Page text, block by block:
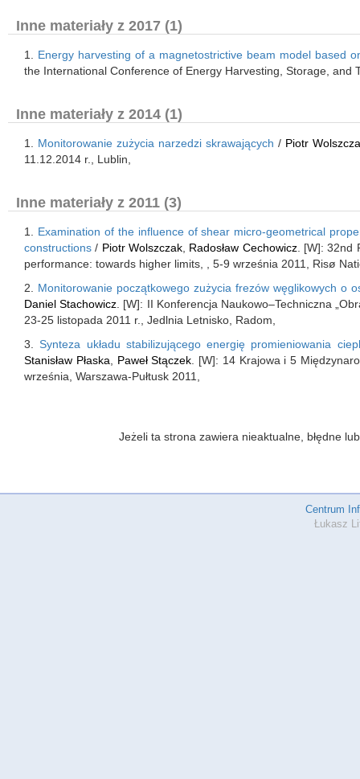
Inne materiały z 2017 (1)
1. Energy harvesting of a magnetostrictive beam model based
the International Conference of Energy Harvesting, Storage,
Inne materiały z 2014 (1)
1. Monitorowanie zużycia narzedzi skrawających / Piotr
11.12.2014 r., Lublin,
Inne materiały z 2011 (3)
1. Examination of the influence of shear micro-geometrical
constructions / Piotr Wolszczak Radosław Cechowicz. [W]: 32nd
performance: towards higher limits, , 5-9 września 2011, Risø
2. Monitorowanie początkowego zużycia frezów węglikowych o
Daniel Stachowicz . [W]: II Konferencja Naukowo–Techniczna
23-25 listopada 2011 r., Jedlnia Letnisko, Radom,
3.Synteza układu stabilizującego energię promieniowania
Stanisław Płaska
Paweł Stączek . [W]: 14 Krajowa i 5
września, Warszawa-Pułtusk 2011,
Jeżeli ta strona zawiera nieaktualne, błędne
Centrum
Łukasz